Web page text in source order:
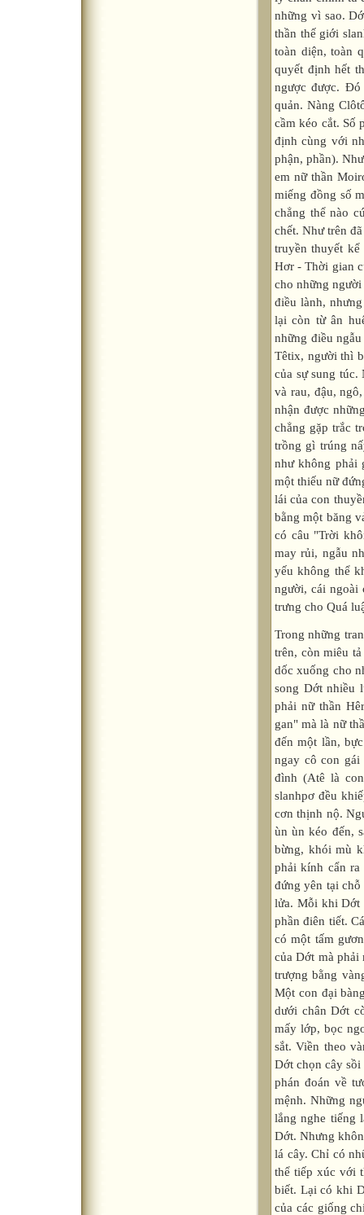
những vì sao.
thần thế giới
toàn diện, toàn
quyết định hết
ngược được.
quản. Nàng
cầm kéo cắt. Số
định cùng với
phận, phần).
em nữ thần
miếng đồng số
chẳng thể nào
chết. Như trên
truyền thuyết
Hơr - Thời gian
cho những
điều lành,
lại còn từ ân
những điều
Têtix, người thì
của sự sung túc.
và rau, đậu,
nhận được
chẳng gặp trắc
trồng gì trúng
như không phải
một thiếu nữ
lái của con
bằng một băng
có câu "Trời
may rủi, ngẫu
yếu không thể
người, cái ngoài
trưng cho Quá
Trong những
trên, còn miêu
dốc xuống cho
song Dớt nhiều
phải nữ thần
gan" mà là nữ
đến một lần,
ngay cô con gái
đình (Atê là
slanhpơ đều
cơn thịnh nộ.
ùn ùn kéo đến,
bừng, khói mù
phải kính cẩn
đứng yên tại
lửa. Mỗi khi Dớt
phần điên tiết.
có một tấm
của Dớt mà phải
trượng bằng
Một con đại
dưới chân Dớt
mấy lớp, bọc
sắt. Viền theo
Dớt chọn cây
phán đoán về
mệnh. Những
lắng nghe tiếng
Dớt. Nhưng
lá cây. Chỉ có
thể tiếp xúc với
biết. Lại có khi
của các giống